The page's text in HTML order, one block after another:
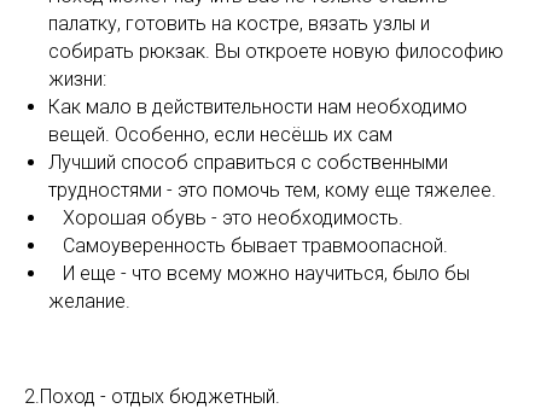
палатку, готовить на костре, вязать узлы и
собирать рюкзак. Вы откроете новую философию
жизни:
Как мало в действительности нам необходимо
вещей. Особенно, если несёшь их сам
Лучший способ справиться с собственными
трудностями - это помочь тем, кому еще тяжелее.
⠀Хорошая обувь - это необходимость.
⠀Самоуверенность бывает травмоопасной.
⠀И еще - что всему можно научиться, было бы
желание.
2.Поход - отдых бюджетный.